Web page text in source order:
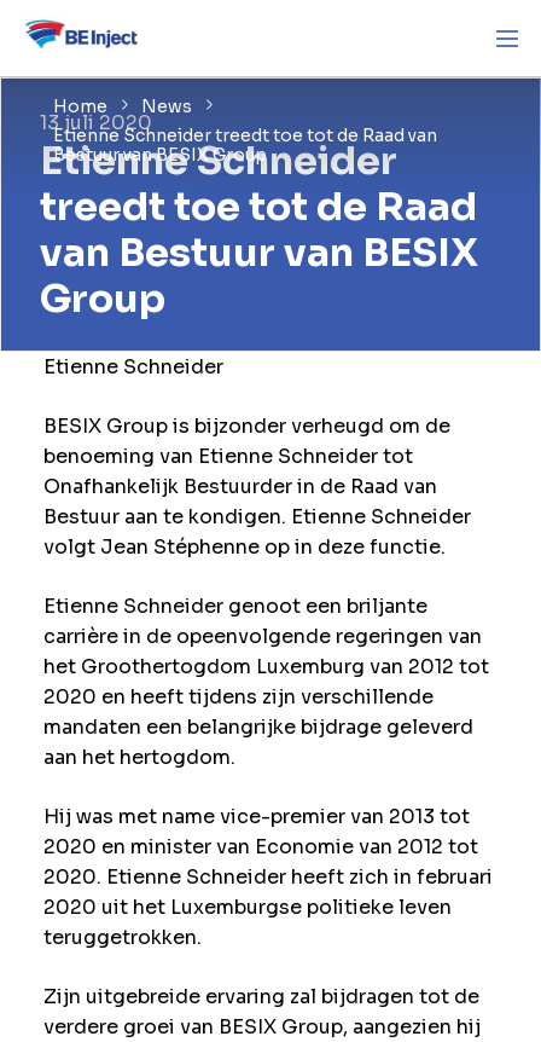
Home
News
Etienne Schneider treedt toe tot de Raad van
Bestuur van BESIX Group
13 juli 2020
Etienne Schneider
treedt toe tot de Raad
van Bestuur van BESIX
Group
Etienne Schneider
BESIX Group is bijzonder verheugd om de
benoeming van Etienne Schneider tot
Onafhankelijk Bestuurder in de Raad van
Bestuur aan te kondigen. Etienne Schneider
volgt Jean Stéphenne op in deze functie.
Etienne Schneider genoot een briljante
carrière in de opeenvolgende regeringen van
het Groothertogdom Luxemburg van 2012 tot
2020 en heeft tijdens zijn verschillende
mandaten een belangrijke bijdrage geleverd
aan het hertogdom.
Hij was met name vice-premier van 2013 tot
2020 en minister van Economie van 2012 tot
2020. Etienne Schneider heeft zich in februari
2020 uit het Luxemburgse politieke leven
teruggetrokken.
Zijn uitgebreide ervaring zal bijdragen tot de
verdere groei van BESIX Group, aangezien hij